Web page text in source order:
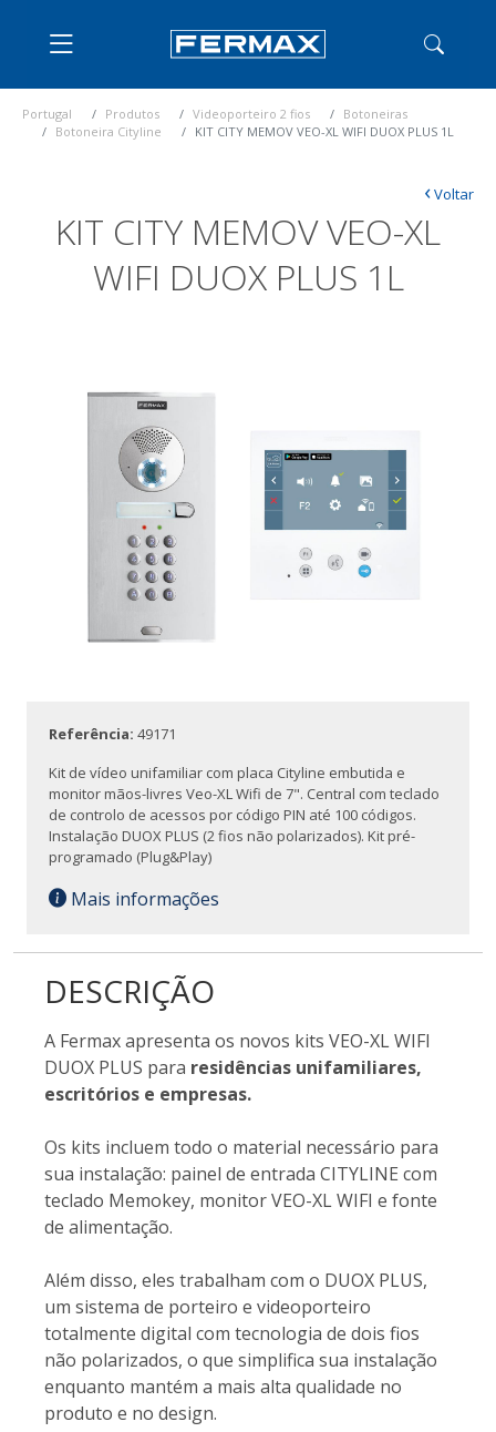
Portugal Produtos Videoporteiro 2 fios
Botoneiras
Botoneira Cityline
KIT CITY MEMOV VEO-XL WIFI DUOX PLUS 1L
KIT CITY MEMOV VEO-XL
WIFI DUOX PLUS 1L
‹Voltar
Referência: 49171
Kit de vídeo unifamiliar com placa Cityline embutida e
monitor mãos-livres Veo-XL Wifi de 7". Central com teclado
de controlo de acessos por código PIN até 100 códigos.
Instalação DUOX PLUS (2 fios não polarizados). Kit pré-
programado (Plug&Play)
Mais informações
DESCRIÇÃO
A Fermax apresenta os novos kits VEO-XL WIFI
DUOX PLUS para residências unifamiliares,
escritórios e empresas.
Os kits incluem todo o material necessário para
sua instalação: painel de entrada CITYLINE com
teclado Memokey, monitor VEO-XL WIFI e fonte
de alimentação.
Além disso, eles trabalham com o DUOX PLUS,
um sistema de porteiro e videoporteiro
totalmente digital com tecnologia de dois fios
não polarizados, o que simplifica sua instalação
enquanto mantém a mais alta qualidade no
produto e no design.